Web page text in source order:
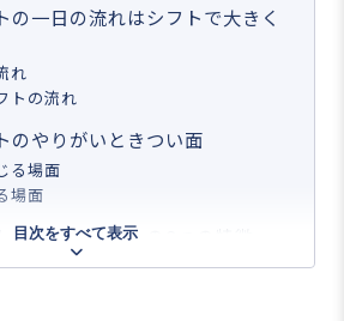
の一日の流れはシフトで大きく
れ
トの流れ
のやりがいときつい面
る場面
場面
に向いている人の3つの特徴
ションを楽しめる人
目次をすべて表示